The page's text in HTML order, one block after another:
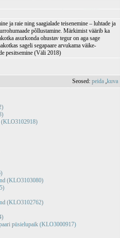
ja raie ning saagialade teisenemine – luhtade ja
põllustamine. Märkimist väärib ka
asurkonda ohustav tegur on aga sage
sageli segapaare arvukama väike-
pesitsemine (Väli 2018)
Seosed:peida ,kuva
(KLO3102918)
(KLO3103080)
(KLO3102762)
püsielupaik (KLO3000917)